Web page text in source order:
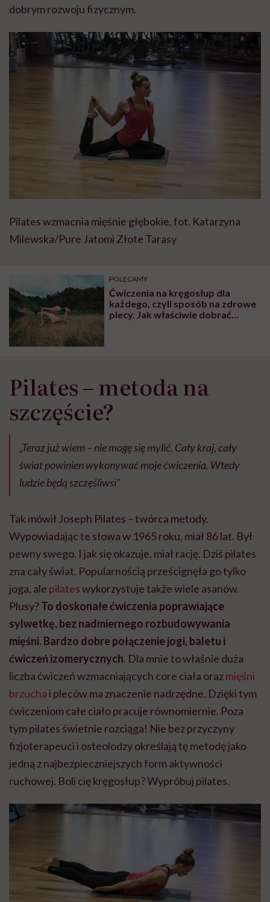
dobrym rozwoju fizycznym.
Pilates wzmacnia mięśnie głębokie, fot. Katarzyna
Milewska/Pure Jatomi Złote Tarasy
POLECAMY
Ćwiczenia na kręgosłup dla
każdego, czyli sposób na zdrowe
plecy. Jak właściwie dobrać
Pilates – metoda na
szczęście?
„Teraz już wiem – nie mogę się mylić. Cały kraj, cały
świat powinien wykonywać moje ćwiczenia. Wtedy
ludzie będą szczęśliwsi”
Tak mówił Joseph Pilates – twórca metody.
Wypowiadając te słowa w 1965 roku, miał 86 lat. Był
pewny swego. I jak się okazuje, miał rację. Dziś pilates
zna cały świat. Popularnością prześcignęła go tylko
joga, ale pilateswykorzystuje także wiele asanów.
Plusy?To doskonałe ćwiczenia poprawiające
sylwetkę, bez nadmiernego rozbudowywania
mięśni. Bardzo dobre połączenie jogi, baletu i
ćwiczeń izomerycznych. Dla mnie to właśnie duża
liczba ćwiczeń wzmacniających core ciała orazmięśni
brzuchai pleców ma znaczenie nadrzędne. Dzięki tym
ćwiczeniom całe ciało pracuje równomiernie. Poza
tym pilates świetnie rozciąga! Nie bez przyczyny
fizjoterapeuci i osteolodzy określają tę metodę jako
jedną z najbezpieczniejszych form aktywności
ruchowej. Boli cię kręgosłup? Wypróbuj pilates.